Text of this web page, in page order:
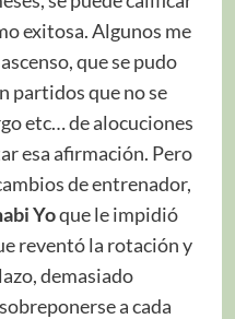
exitosa. Algunos me
que se pudo
partidos que no se
etc… de alocuciones
esa afirmación. Pero
de entrenador,
Yoque le impidió
reventó la rotación y
demasiado
a cada